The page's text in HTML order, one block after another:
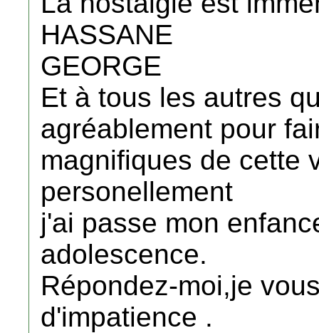
HASSANE
GEORGE
Et à tous les autres
agréablement pour
magnifiques de cette
personellement
j'ai passe mon
adolescence.
Répondez-moi,je
d'impatience .